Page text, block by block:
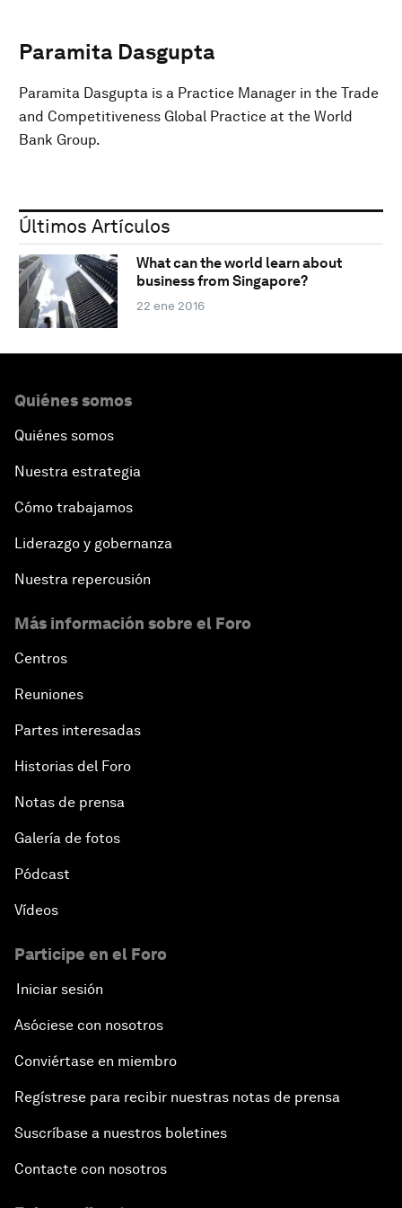
Paramita Dasgupta
Paramita Dasgupta is a Practice Manager in the Trade
and Competitiveness Global Practice at the World
Bank Group.
Últimos Artículos
What can the world learn about
business from Singapore?
22 ene 2016
Quiénes somos
Quiénes somos
Nuestra estrategia
Cómo trabajamos
Liderazgo y gobernanza
Nuestra repercusión
Más información sobre el Foro
Centros
Reuniones
Partes interesadas
Historias del Foro
Notas de prensa
Galería de fotos
Pódcast
Vídeos
Participe en el Foro
Iniciar sesión
Asóciese con nosotros
Conviértase en miembro
Regístrese para recibir nuestras notas de prensa
Suscríbase a nuestros boletines
Contacte con nosotros